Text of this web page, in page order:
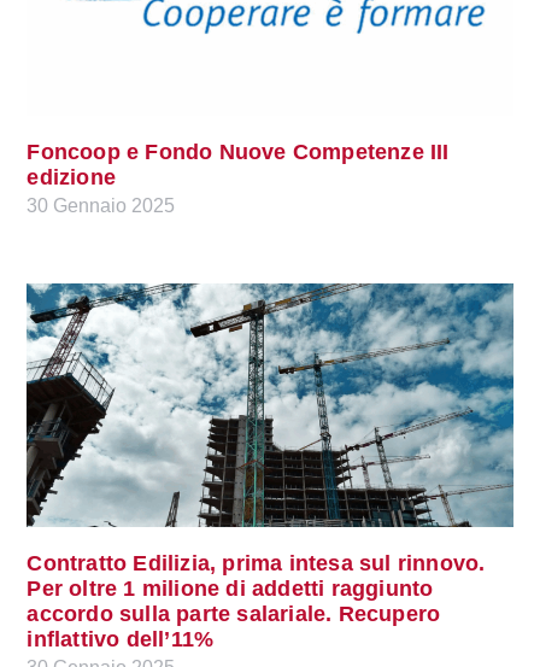
Foncoop e Fondo Nuove Competenze III
edizione
30 Gennaio 2025
Contratto Edilizia, prima intesa sul rinnovo.
Per oltre 1 milione di addetti raggiunto
accordo sulla parte salariale. Recupero
inflattivo dell’11%